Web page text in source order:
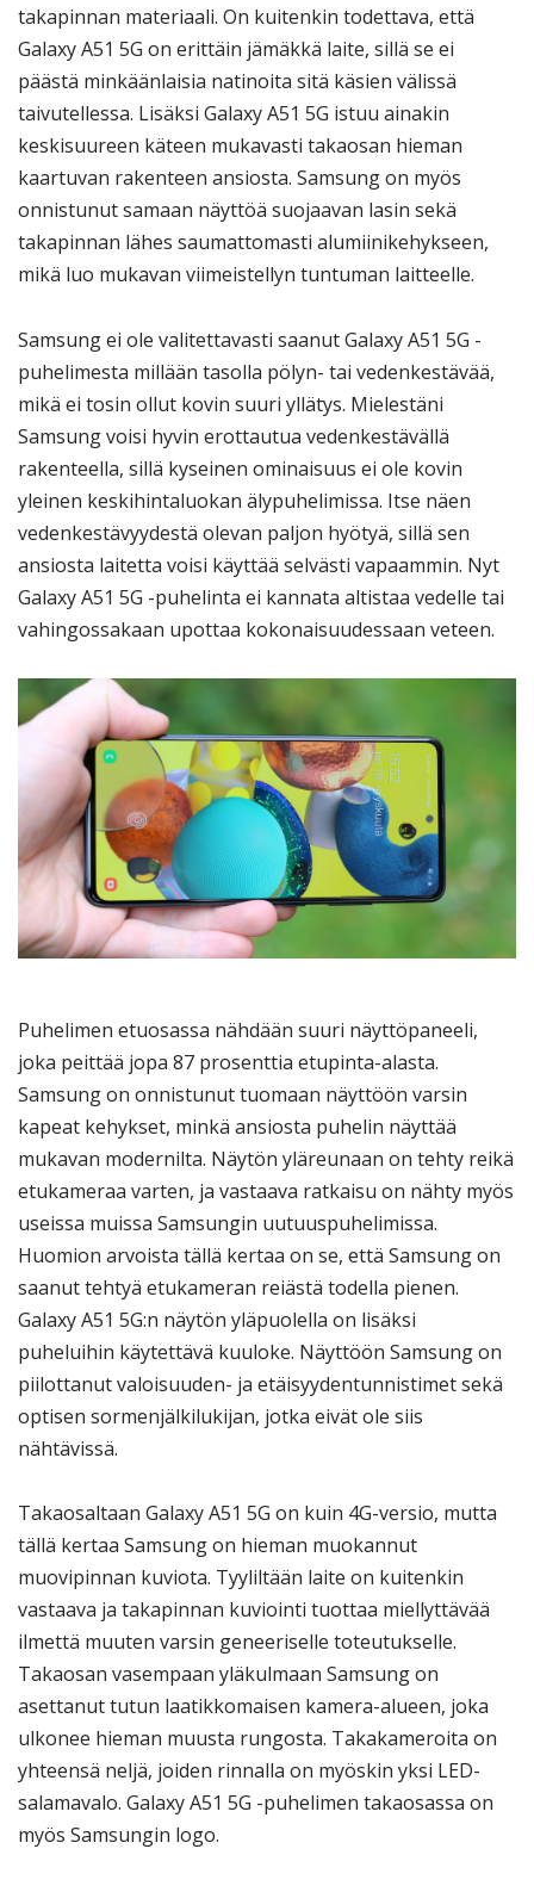
takapinnan materiaali. On kuitenkin todettava, että
Galaxy A51 5G on erittäin jämäkkä laite, sillä se ei
päästä minkäänlaisia natinoita sitä käsien välissä
taivutellessa. Lisäksi Galaxy A51 5G istuu ainakin
keskisuureen käteen mukavasti takaosan hieman
kaartuvan rakenteen ansiosta. Samsung on myös
onnistunut samaan näyttöä suojaavan lasin sekä
takapinnan lähes saumattomasti alumiinikehykseen,
mikä luo mukavan viimeistellyn tuntuman laitteelle.
Samsung ei ole valitettavasti saanut Galaxy A51 5G -
puhelimesta millään tasolla pölyn- tai vedenkestävää,
mikä ei tosin ollut kovin suuri yllätys. Mielestäni
Samsung voisi hyvin erottautua vedenkestävällä
rakenteella, sillä kyseinen ominaisuus ei ole kovin
yleinen keskihintaluokan älypuhelimissa. Itse näen
vedenkestävyydestä olevan paljon hyötyä, sillä sen
ansiosta laitetta voisi käyttää selvästi vapaammin. Nyt
Galaxy A51 5G -puhelinta ei kannata altistaa vedelle tai
vahingossakaan upottaa kokonaisuudessaan veteen.
Puhelimen etuosassa nähdään suuri näyttöpaneeli,
joka peittää jopa 87 prosenttia etupinta-alasta.
Samsung on onnistunut tuomaan näyttöön varsin
kapeat kehykset, minkä ansiosta puhelin näyttää
mukavan modernilta. Näytön yläreunaan on tehty reikä
etukameraa varten, ja vastaava ratkaisu on nähty myös
useissa muissa Samsungin uutuuspuhelimissa.
Huomion arvoista tällä kertaa on se, että Samsung on
saanut tehtyä etukameran reiästä todella pienen.
Galaxy A51 5G:n näytön yläpuolella on lisäksi
puheluihin käytettävä kuuloke. Näyttöön Samsung on
piilottanut valoisuuden- ja etäisyydentunnistimet sekä
optisen sormenjälkilukijan, jotka eivät ole siis
nähtävissä.
Takaosaltaan Galaxy A51 5G on kuin 4G-versio, mutta
tällä kertaa Samsung on hieman muokannut
muovipinnan kuviota. Tyyliltään laite on kuitenkin
vastaava ja takapinnan kuviointi tuottaa miellyttävää
ilmettä muuten varsin geneeriselle toteutukselle.
Takaosan vasempaan yläkulmaan Samsung on
asettanut tutun laatikkomaisen kamera-alueen, joka
ulkonee hieman muusta rungosta. Takakameroita on
yhteensä neljä, joiden rinnalla on myöskin yksi LED-
salamavalo. Galaxy A51 5G -puhelimen takaosassa on
myös Samsungin logo.